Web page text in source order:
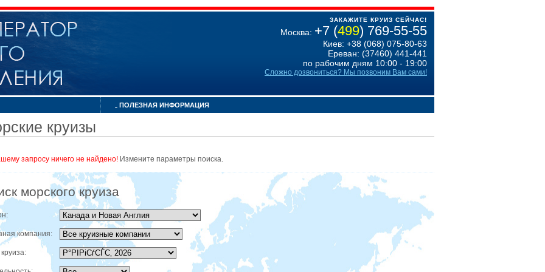
ЗАКАЖИТЕ КРУИЗ СЕЙЧАС!
Москва: +7 (499) 769-55-55
Киев: +38 (068) 075-80-63
Ереван: (37460) 441-441
по рабочим дням 10:00 - 19:00
Сложно дозвониться? Мы позвоним Вам сами!
ПОЛЕЗНАЯ ИНФОРМАЦИЯ
круизы
запросу ничего не найдено! Измените параметры поиска.
морского круиза
компания: